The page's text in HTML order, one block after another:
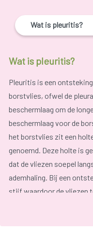
Wat is pleuritis?
Wat is pleuritis?
Pleuritis is een
borstvlies, ofwel de
beschermlaag om de
beschermlaag voor de
het borstvlies zit een
genoemd. Deze holte is
dat de vliezen soepel
ademhaling. Bij een
stijf waardoor de vliezen
Typische symptomen